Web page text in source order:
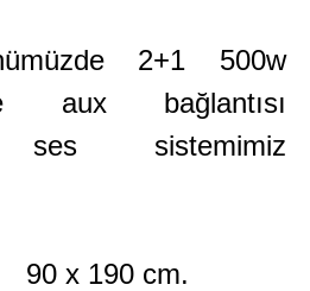
2+1 500w
aux bağlantısı
ses sistemimiz
90 x 190 cm.